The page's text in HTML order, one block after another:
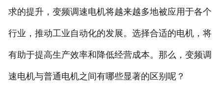
关于我们
联系我们
求的提升，变频调速电机将越来越多地被应用于各个
行业，推动工业自动化的发展。选择合适的电机，将
有助于提高生产效率和降低经营成本。那么，变频调
速电机与普通电机之间有哪些显著的区别呢？